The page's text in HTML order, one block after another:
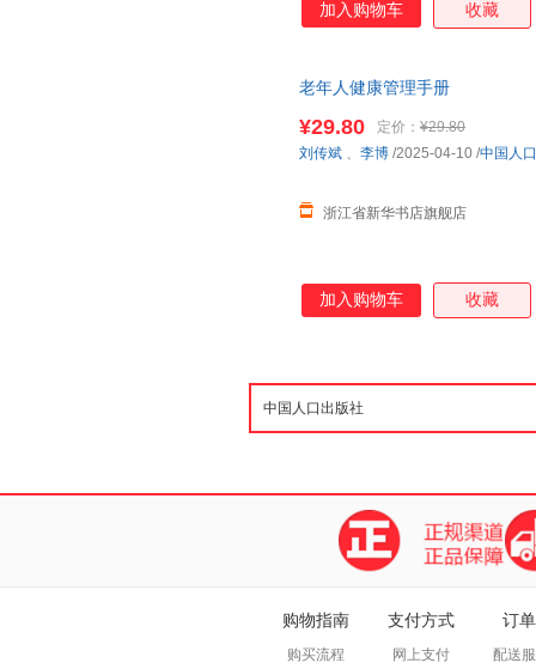
加入购物车 收藏
老年人健康管理手册
¥29.80 定价： ¥29.80
浙江省新华书店旗舰店
刘传斌 、 李博 /2025-04-10 /中国人
加入购物车 收藏
购物指南
购买流程
支付方式
网上支付
订
配送